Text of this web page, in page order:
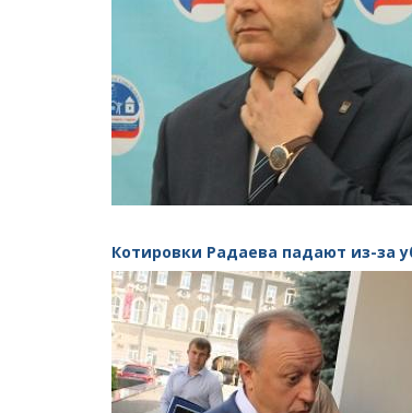
Котировки Радаева падают из-за